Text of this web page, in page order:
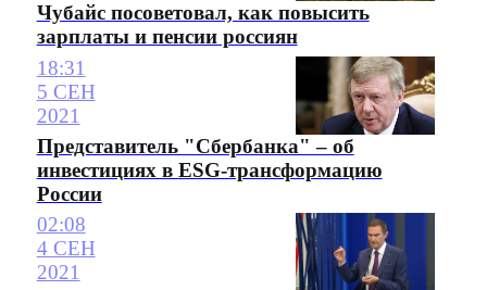
Чубайс посоветовал, как повысить
зарплаты и пенсии россиян
18:31
5 СЕН
2021
Представитель "Сбербанка" – об
инвестициях в ESG-трансформацию
России
02:08
4 СЕН
2021